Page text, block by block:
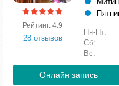
Рейтинг: 4.9
28 отзывов
Пн-Пт:
Сб:
Вс:
Онлайн запись